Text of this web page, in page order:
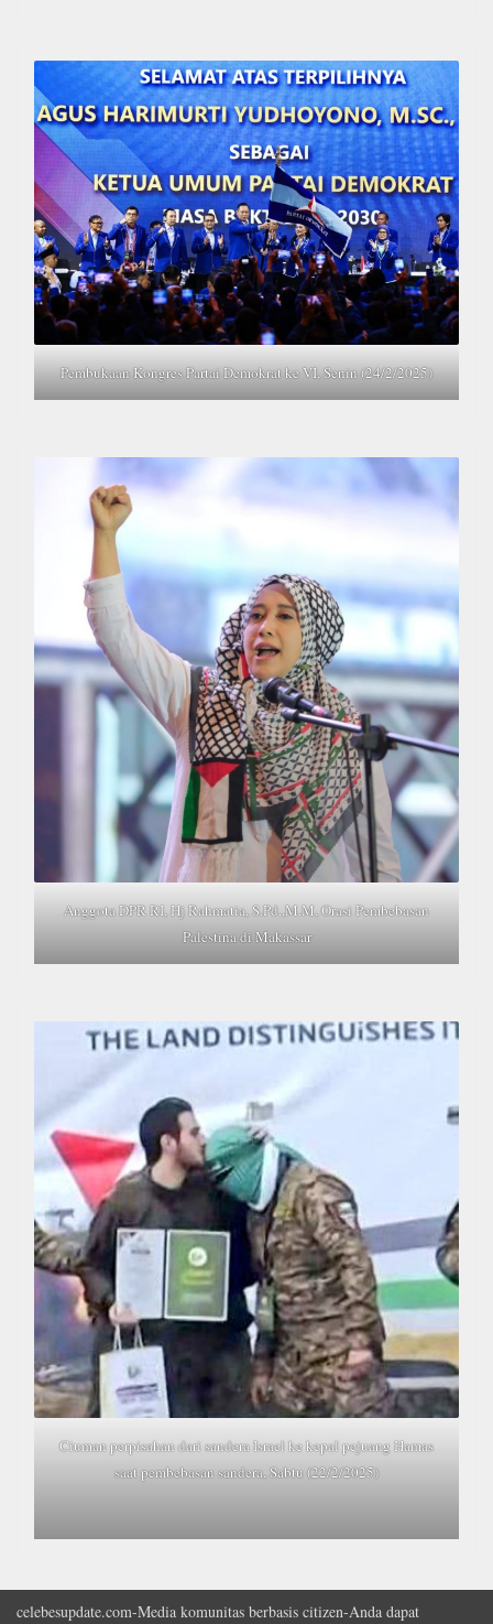
Pembukaan Kongres Partai Demokrat ke VI, Senin (24/2/2025)
Anggota DPR RI, Hj Rahmatia, S.Pd.,M.M, Orasi Pembebasan
Palestina di Makassar
Ciuman perpisahan dari sandera Israel ke kepal pejuang Hamas
saat pembebasan sandera, Sabtu (22/2/2025)
celebesupdate.com-Media komunitas berbasis citizen-Anda dapat